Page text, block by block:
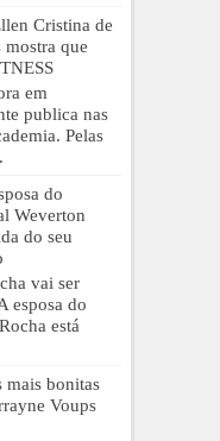
Cristina de
que
em
publica nas
Pelas
do
Weverton
do seu
vai ser
esposa do
está
mais bonitas
Voups